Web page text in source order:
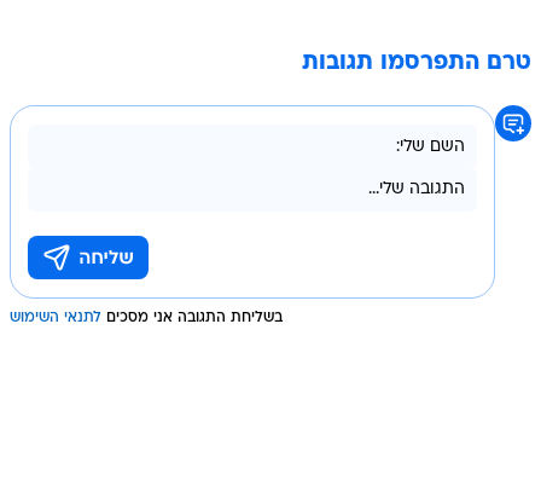
טרם התפרסמו תגובות
בשליחת התגובה אני מסכים לתנאי השימוש